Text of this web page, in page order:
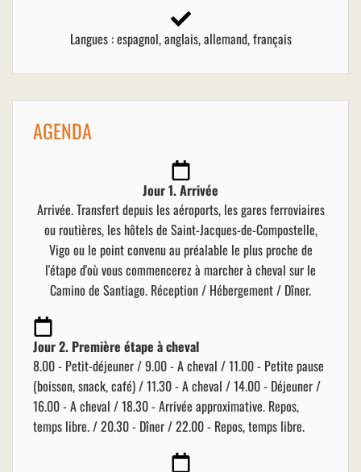
Langues : espagnol, anglais, allemand, français
AGENDA
Jour 1. Arrivée
Arrivée. Transfert depuis les aéroports, les gares ferroviaires
ou routières, les hôtels de Saint-Jacques-de-Compostelle,
Vigo ou le point convenu au préalable le plus proche de
l'étape d'où vous commencerez à marcher à cheval sur le
Camino de Santiago. Réception / Hébergement / Dîner.
Jour 2. Première étape à cheval
8.00 - Petit-déjeuner / 9.00 - A cheval / 11.00 - Petite pause
(boisson, snack, café) / 11.30 - A cheval / 14.00 - Déjeuner /
16.00 - A cheval / 18.30 - Arrivée approximative. Repos,
temps libre. / 20.30 - Dîner / 22.00 - Repos, temps libre.